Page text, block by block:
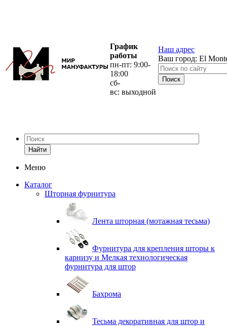
График
работы
пн-пт: 9:00-
18:00
сб-
вс: выходной
Наш адрес
Ваш город: El
Найти
Меню
Каталог
Шторная фурнитура
Лента шторная (мотажная тесьма)
Фурнитура для крепления шторы к
карнизу и Мелкая технологическая
фурнитура для штор
Бахрома
Тесьма декоративная для штор и